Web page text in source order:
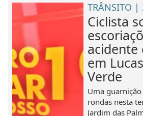
TRÂNSITO |
Ciclista
acidente
em
Verde
Uma
rondas nesta
Jardim das